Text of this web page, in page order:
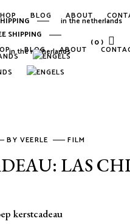
BLOG ABOUT
SHIPPING
in the netherlands
(0)
BLOG ABOUT
in the netherlands
No products in the cart.
BYVEERLE FILM
LAS